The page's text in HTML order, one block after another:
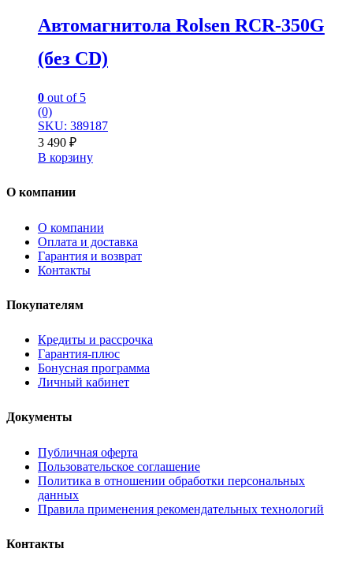
Автомагнитола Rolsen RCR-350G
(без CD)
0 out of 5
(0)
SKU: 389187
3 490 ₽
В корзину
О компании
О компании
Оплата и доставка
Гарантия и возврат
Контакты
Покупателям
Кредиты и рассрочка
Гарантия-плюс
Бонусная программа
Личный кабинет
Документы
Публичная оферта
Пользовательское соглашение
Политика в отношении обработки персональных
данных
Правила применения рекомендательных технологий
Контакты